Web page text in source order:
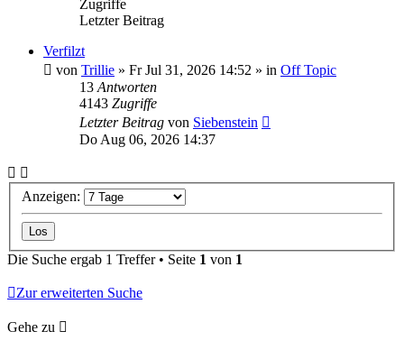
Zugriffe
Letzter Beitrag
Verfilzt
von Trillie » Fr Jul 31, 2026 14:52 » in Off Topic
13 Antworten
4143 Zugriffe
Letzter Beitrag von Siebenstein
Do Aug 06, 2026 14:37
Anzeigen:
Die Suche ergab 1 Treffer • Seite 1 von 1
Zur erweiterten Suche
Gehe zu